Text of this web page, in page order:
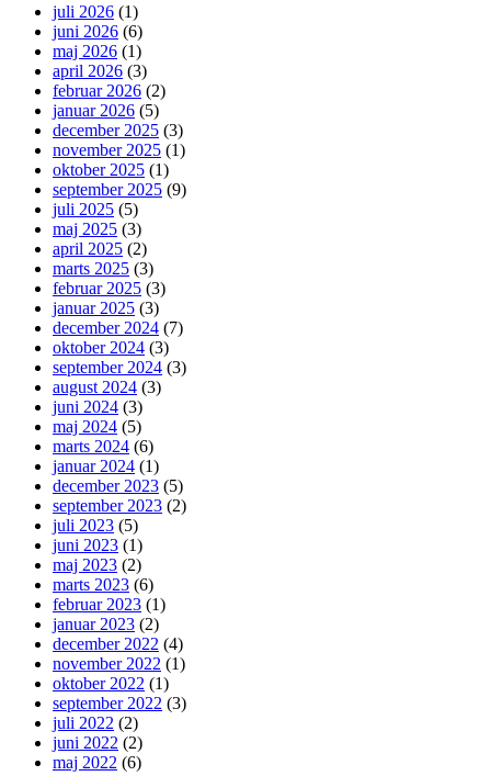
juli 2026 (1)
juni 2026 (6)
maj 2026 (1)
april 2026 (3)
februar 2026 (2)
januar 2026 (5)
december 2025 (3)
november 2025 (1)
oktober 2025 (1)
september 2025 (9)
juli 2025 (5)
maj 2025 (3)
april 2025 (2)
marts 2025 (3)
februar 2025 (3)
januar 2025 (3)
december 2024 (7)
oktober 2024 (3)
september 2024 (3)
august 2024 (3)
juni 2024 (3)
maj 2024 (5)
marts 2024 (6)
januar 2024 (1)
december 2023 (5)
september 2023 (2)
juli 2023 (5)
juni 2023 (1)
maj 2023 (2)
marts 2023 (6)
februar 2023 (1)
januar 2023 (2)
december 2022 (4)
november 2022 (1)
oktober 2022 (1)
september 2022 (3)
juli 2022 (2)
juni 2022 (2)
maj 2022 (6)